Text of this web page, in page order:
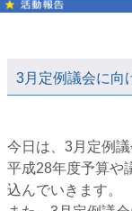
3月定例議会に向
今日は、3月定例
平成28年度予算や
込んでいきます。